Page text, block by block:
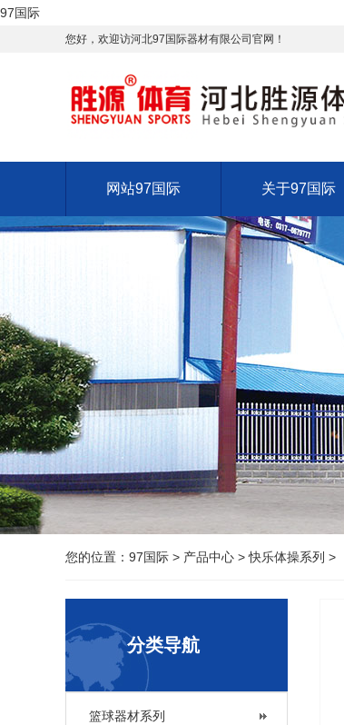
97国际
您好，欢迎访河北97国际器材有限公司官网！
网站97国际 关于97国际
您的位置： 97国际 > 产品中心 >快乐体操系列 >
分类导航
篮球器材系列